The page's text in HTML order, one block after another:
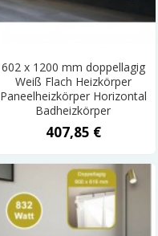
602 x 1200 mm doppellagig
Weiß Flach Heizkörper
Paneelheizkörper Horizontal
Badheizkörper
407,85 €